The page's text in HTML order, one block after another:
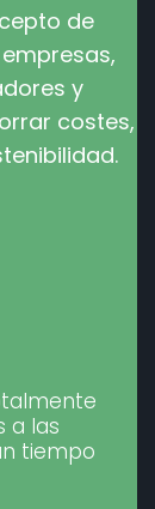
de
y
costes,
a las
tiempo